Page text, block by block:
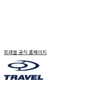
트래블 공식 홈페이지